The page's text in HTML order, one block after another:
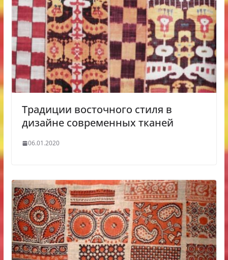
Традиции восточного стиля в
дизайне современных тканей
06.01.2020